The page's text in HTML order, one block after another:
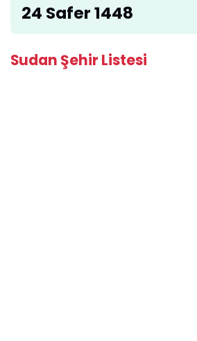
24 Safer 1448
Sudan Şehir Listesi